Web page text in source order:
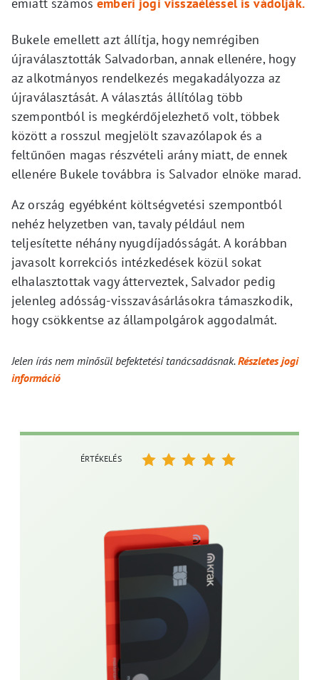
Bukele emellett azt állítja, hogy nemrégiben
újraválasztották Salvadorban, annak ellenére, hogy
az alkotmányos rendelkezés megakadályozza az
újraválasztását. A választás állítólag több
szempontból is megkérdőjelezhető volt, többek
között a rosszul megjelölt szavazólapok és a
feltűnően magas részvételi arány miatt, de ennek
ellenére Bukele továbbra is Salvador elnöke marad.
Az ország egyébként költségvetési szempontból
nehéz helyzetben van, tavaly például nem
teljesítette néhány nyugdíjadósságát. A korábban
javasolt korrekciós intézkedések közül sokat
elhalasztottak vagy átterveztek, Salvador pedig
jelenleg adósság-visszavásárlásokra támaszkodik,
hogy csökkentse az állampolgárok aggodalmát.
Jelen írás nem minősül befektetési tanácsadásnak.Részletes jogi
információ
ÉRTÉKELÉS